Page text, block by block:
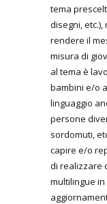
tema
disegni,
rendere il
misura di
al tema è
bambini e/o
linguaggio
persone
sordomuti,
capire e/o
di realizzare
multilingue